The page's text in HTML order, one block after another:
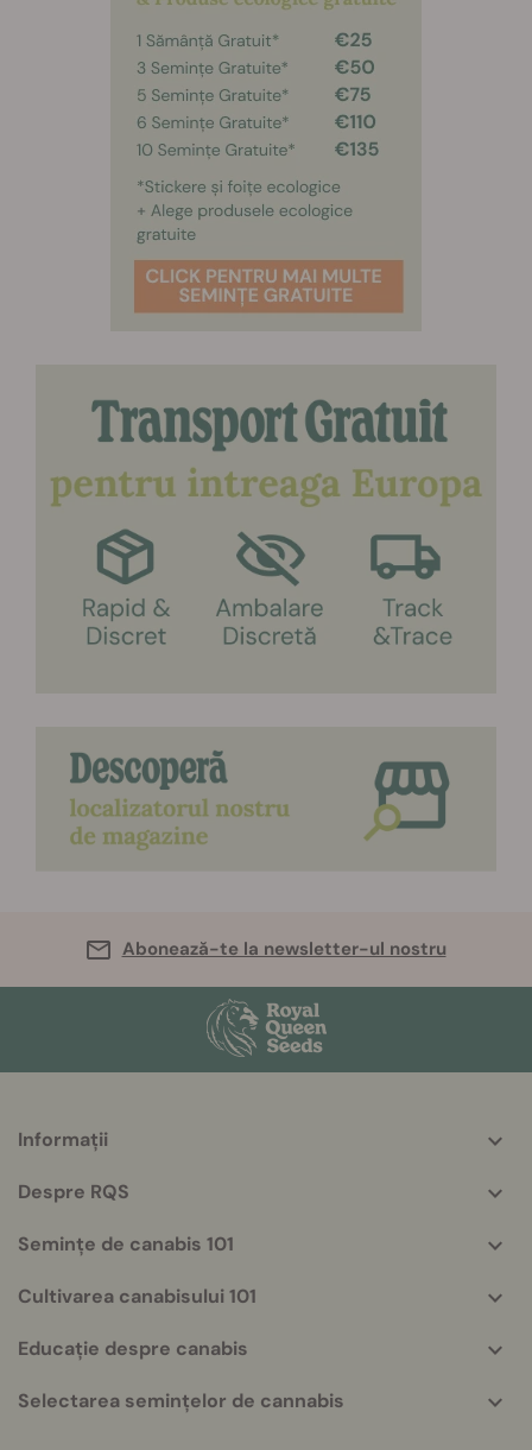
Abonează-te la newsletter-ul nostru
info
Informații
Despre RQS
Semințe de canabis 101
Cultivarea canabisului 101
Educație despre canabis
Selectarea semințelor de cannabis